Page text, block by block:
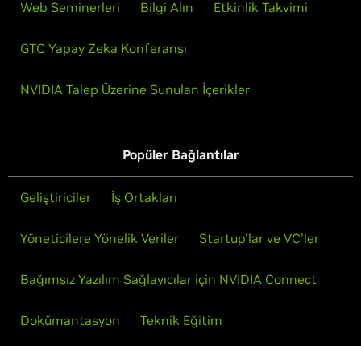
Web Seminerleri Bilgi Alın Etkinlik Takvimi
GTC Yapay Zeka Konferansı
NVIDIA Talep Üzerine Sunulan İçerikler
Popüler Bağlantılar
Geliştiriciler İş Ortakları
Yöneticilere Yönelik Veriler Startup'lar ve VC'ler
Bağımsız Yazılım Sağlayıcılar için NVIDIA Connect
Dokümantasyon Teknik Eğitim